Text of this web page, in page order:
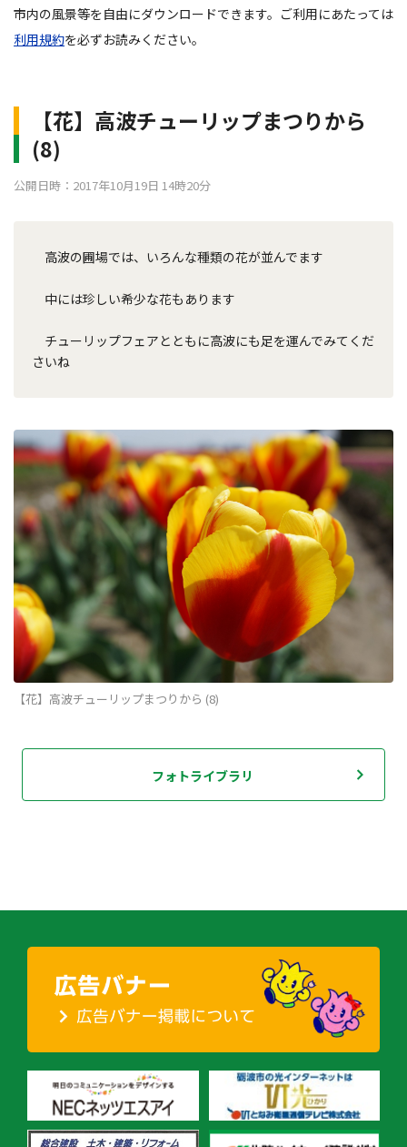
市内の風景等を自由にダウンロードできます。ご利用にあたっては
利用規約を必ずお読みください。
【花】高波チューリップまつりから
(8)
公開日時：2017年10月19日 14時20分
高波の圃場では、いろんな種類の花が並んでます
中には珍しい希少な花もあります
チューリップフェアとともに高波にも足を運んでみてくだ
さいね
【花】高波チューリップまつりから (8)
フォトライブラリ